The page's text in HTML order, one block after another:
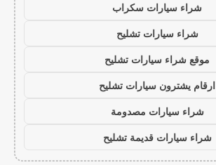
شراء سيارات سكراب
شراء سيارات تشليح
موقع شراء سيارات تشليح
ارقام يشترون سيارات تشليح
شراء سيارات مصدومة
شراء سيارات قديمة تشليح